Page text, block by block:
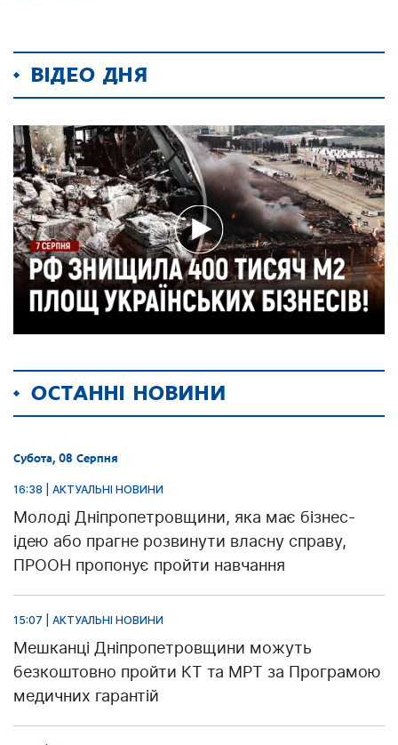
ВІДЕО ДНЯ
ОСТАННІ НОВИНИ
Субота, 08 Серпня
16:38 | АКТУАЛЬНІ НОВИНИ
Молоді Дніпропетровщини, яка має бізнес-
ідею або прагне розвинути власну справу,
ПРООН пропонує пройти навчання
15:07 | АКТУАЛЬНІ НОВИНИ
Мешканці Дніпропетровщини можуть
безкоштовно пройти КТ та МРТ за Програмою
медичних гарантій